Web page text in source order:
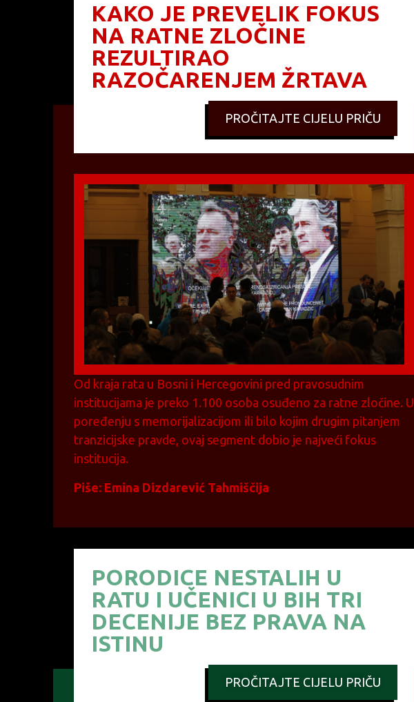
KAKO JE PREVELIK FOKUS
NA RATNE ZLOČINE
REZULTIRAO
RAZOČARENJEM ŽRTAVA
PROČITAJTE CIJELU PRIČU
Od kraja rata u Bosni i Hercegovini pred pravosudnim
institucijama je preko 1.100 osoba osuđeno za ratne zločine. U
poređenju s memorijalizacijom ili bilo kojim drugim pitanjem
tranzicijske pravde, ovaj segment dobio je najveći fokus
institucija.
Piše: Emina Dizdarević Tahmiščija
PORODICE NESTALIH U
RATU I UČENICI U BIH TRI
DECENIJE BEZ PRAVA NA
ISTINU
PROČITAJTE CIJELU PRIČU